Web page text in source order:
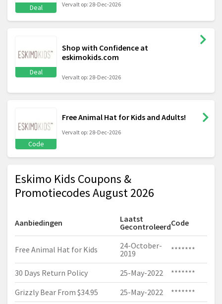
Deal Vervalt op: 28-Dec-2026
Deal
Shop with Confidence at
eskimokids.com
Vervalt op: 28-Dec-2026
Code
Free Animal Hat for Kids and Adults!
Vervalt op: 28-Dec-2026
Eskimo Kids Coupons &
Promotiecodes August 2026
Aanbiedingen
Laatst
GecontroleerdCode
Free Animal Hat for Kids
24-October-
2019
*******
30 Days Return Policy 25-May-2022
*******
Grizzly Bear From $34.95
25-May-2022 *******